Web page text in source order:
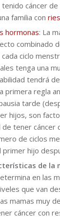
cáncer de
familia con
hormonas: La
combinado
cada ciclo
tenga una
tendrá
primera regla
tarde
hijos, son
de tener cáncer
de ciclos
hijo
de la
en las
que van
mamas muy
cáncer con